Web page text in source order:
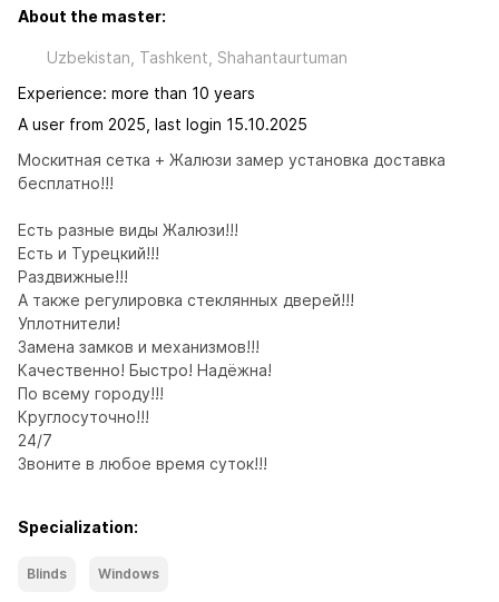
About the master:
Uzbekistan, Tashkent, Shahantaurtuman
Experience: more than 10 years
A user from 2025, last login 15.10.2025
Москитная сетка + Жалюзи замер установка доставка
бесплатно!!!
Есть разные виды Жалюзи!!!
Есть и Турецкий!!!
Раздвижные!!!
А также регулировка стеклянных дверей!!!
Уплотнители!
Замена замков и механизмов!!!
Качественно! Быстро! Надёжна!
По всему городу!!!
Круглосуточно!!!
24/7
Звоните в любое время суток!!!
Specialization:
Blinds Windows